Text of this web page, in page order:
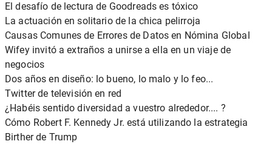
El desafío de lectura de Goodreads es tóxico
La actuación en solitario de la chica pelirroja
Causas Comunes de Errores de Datos en Nómina Global
Wifey invitó a extraños a unirse a ella en un viaje de
negocios
Dos años en diseño: lo bueno, lo malo y lo feo...
Twitter de televisión en red
¿Habéis sentido diversidad a vuestro alrededor.... ?
Cómo Robert F. Kennedy Jr. está utilizando la estrategia
Birther de Trump